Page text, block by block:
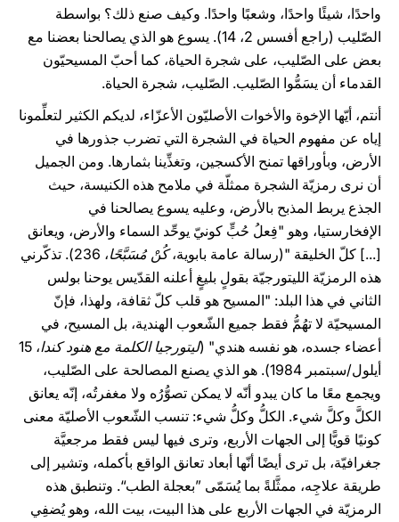
واحدًا، شيئًا واحدًا، وشعبًا واحدًا. وكيف صنع ذلك؟ بواسطة
الصّليب (راجع أفسس 2، 14). يسوع هو الذي يصالحنا بعضنا مع
بعض على الصّليب، على شجرة الحياة، كما أحبّ المسيحيّون
القدماء أن يسَمُّوا الصّليب. الصّليب، شجرة الحياة.
أنتم، أيّها الإخوة والأخوات الأصليّون الأعزّاء، لديكم الكثير لتعلِّمونا
إياه عن مفهوم الحياة في الشجرة التي تضرب جذورها في
الأرض، وبأوراقها تمنح الأكسجين، وتغذِّينا بثمارها. ومن الجميل
أن نرى رمزيّة الشجرة ممثلّة في ملامح هذه الكنيسة، حيث
الجذع يربط المذبح بالأرض، وعليه يسوع يصالحنا في
الإفخارستيا، وهو "فِعلُ حُبٍّ كونيّ يوحِّد السماء والأرض، ويعانق
[...] كلّ الخليقة "(رسالة عامة بابوية،كُنْ مُسَبَّحًا
، 236). تذكّرني
هذه الرمزيّة الليتورجيّة بقولٍ بليغٍ أعلنه القدّيس يوحنا بولس
الثاني في هذا البلد: "المسيح هو قلب كلّ ثقافة، ولهذا، فإنّ
المسيحيّة لا تهُمُّ فقط جميع الشّعوب الهندية، بل المسيح، في
أعضاء جسده، هو نفسه هندي" (ليتورجيا الكلمة مع هنود كندا ، 15
أيلول/سبتمبر 1984). هو الذي يصنع المصالحة على الصّليب،
ويجمع معًا ما كان يبدو أنّه لا يمكن تصوُّرُه ولا مغفرتُه، إنّه يعانق
الكلَّ وكلَّ شيء. الكلُّ وكلُّ شيء: تنسب الشّعوب الأصليّة معنى
كونيًا قويًّا إلى الجهات الأربع، وترى فيها ليس فقط مرجعيَّة
جغرافيّة، بل ترى أيضًا أنّها أبعاد تعانق الواقع بأكمله، وتشير إلى
طريقة علاجِه، ممثَّلةً بما يُسَمّى ”بعجلة الطب“. وتنطبق هذه
الرمزيّة في الجهات الأربع على هذا البيت، بيت الله، وهو يُضفِي